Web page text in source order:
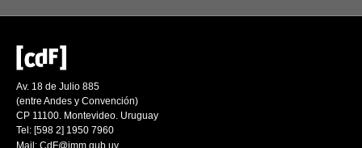
Av. 18 de Julio 885
(entre Andes y Convención)
CP 11100. Montevideo. Uruguay
Tel: [598 2] 1950 7960
Mail: CdF@imm.gub.uy